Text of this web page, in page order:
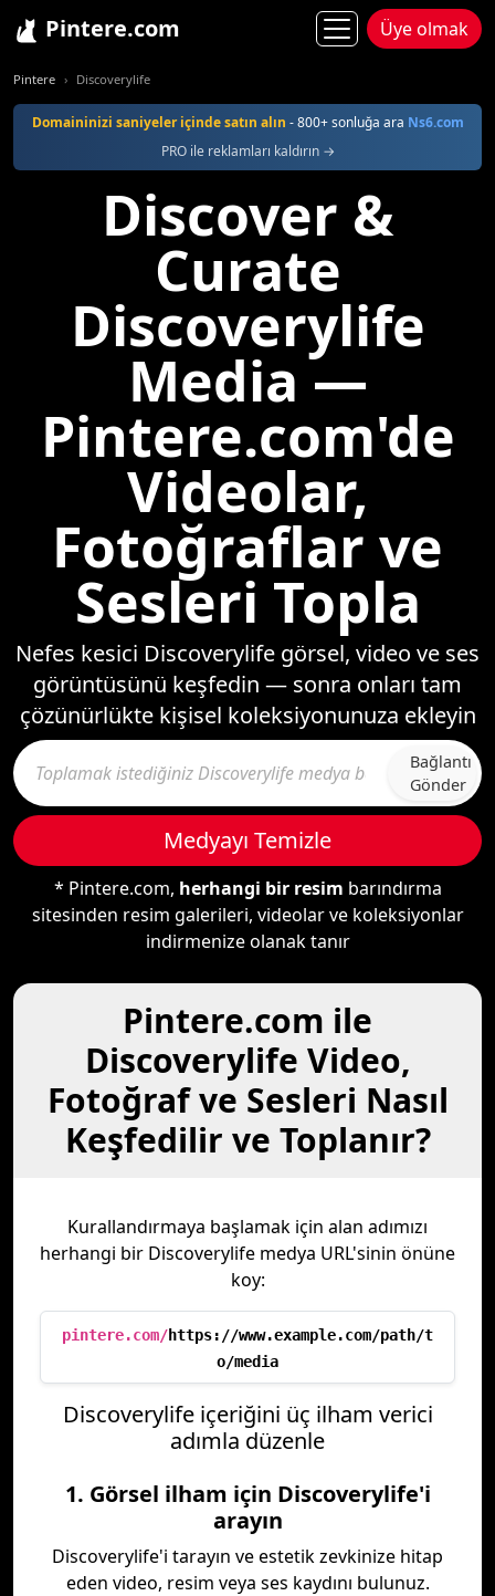
Pintere.com Üye olmak
Pintere Discoverylife
Domaininizi saniyeler içinde satın alın - 800+ sonluğa ara Ns6.com
PRO ile reklamları kaldırın →
Discover &
Curate
Discoverylife
Media —
Pintere.com'de
Videolar,
Fotoğraflar ve
Sesleri Topla
Nefes kesici Discoverylife görsel, video ve ses
görüntüsünü keşfedin — sonra onları tam
çözünürlükte kişisel koleksiyonunuza ekleyin
Bağlantı
Gönder
Medyayı Temizle
* Pintere.com, herhangi bir resim barındırma
sitesinden resim galerileri, videolar ve koleksiyonlar
indirmenize olanak tanır
Pintere.com ile
Discoverylife Video,
Fotoğraf ve Sesleri Nasıl
Keşfedilir ve Toplanır?
Kurallandırmaya başlamak için alan adımızı
herhangi bir Discoverylife medya URL'sinin önüne
koy:
pintere.com/https://www.example.com/path/t
o/media
Discoverylife içeriğini üç ilham verici
adımla düzenle
1. Görsel ilham için Discoverylife'i
arayın
Discoverylife'i tarayın ve estetik zevkinize hitap
eden video, resim veya ses kaydını bulunuz.